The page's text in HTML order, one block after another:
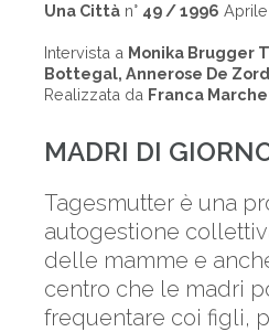
Una Città n° 49 / 1996 Aprile
Intervista a Monika Brugger
Bottegal, Annerose De
Realizzata da Franca
MADRI DI
Tagesmutter è una
autogestione
delle mamme e
centro che le madri
frequentare coi figli,